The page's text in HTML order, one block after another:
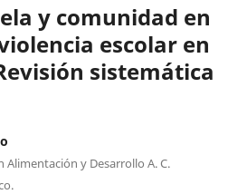
y comunidad en
escolar en
sistemática
y Desarrollo A. C.